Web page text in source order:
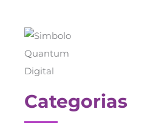
Categorias